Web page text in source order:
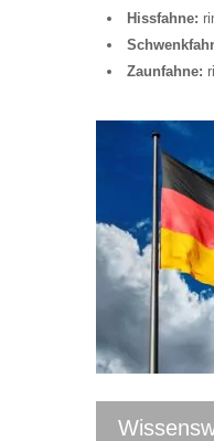
Hissfahne:
Zaunfahne: